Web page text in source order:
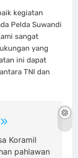
kegiatan
Pelda Suwandi
sangat
yang
ini dapat
TNI dan
Koramil
pahlawan